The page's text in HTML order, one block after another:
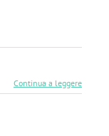
Continua a leggere